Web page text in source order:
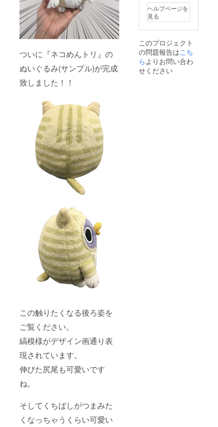
ついに『ネコめんトリ』の
ぬいぐるみ(サンプル)が完成
致しました！！
この触りたくなる後ろ姿を
ご覧ください。
縞模様がデザイン画通り表
現されています。
伸びた尻尾も可愛いです
ね。
そしてくちばしがつまみた
くなっちゃうくらい可愛い
ヘルプページを
見る
このプロジェクト
の問題報告はこち
らよりお問い合わ
せください